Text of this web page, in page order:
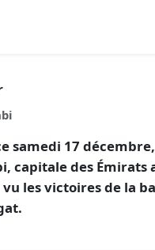
17 décembre,
capitale des Émirats
les victoires de la